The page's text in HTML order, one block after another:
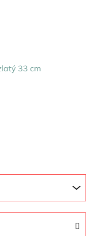
33 cm